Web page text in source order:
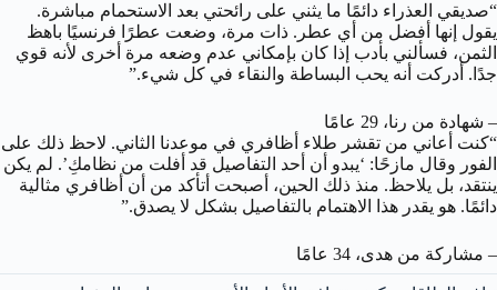
“صديقي العذراء دائمًا ما يثني على رائحتي بعد الاستحمام مباشرة.
يقول إنها أفضل من أي عطر. ذات مرة، وضعت عطرًا فرنسيًا باهظ
الثمن، فسألني بأدب إذا كان بإمكاني عدم وضعه مرة أخرى لأنه قوي
جدًا. أدركت أنه يحب البساطة والنقاء في كل شيء.”
– شهادة من رنا، 29 عامًا
“كنت أعاني من تقشر طلاء أظافري في موعدنا الثاني. لاحظ ذلك على
الفور وقال مازحًا: ‘يبدو أن أحد التفاصيل قد أفلت من نظامكِ’. لم يكن
ينتقد، بل يلاحظ. منذ ذلك الحين، أصبحت أتأكد من أن أظافري مثالية
دائمًا. هو يقدر هذا الاهتمام بالتفاصيل بشكل لا يصدق.”
– مشاركة من هدى، 34 عامًا